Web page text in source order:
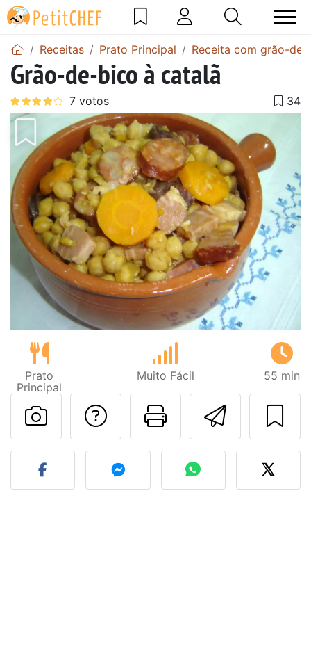
Receitas Prato Principal Receita com grão-de-
Grão-de-bico à catalã
Prato
Principal
Muito Fácil 55 min
Imprima
Falar com o autor
Fez esta receita?